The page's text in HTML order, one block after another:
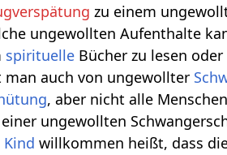
zu einem
ungewollten Aufenthalte
spirituelle Bücher zu lesen
auch von ungewollter
, aber nicht alle
ungewollten
Kind willkommen heißt, dass